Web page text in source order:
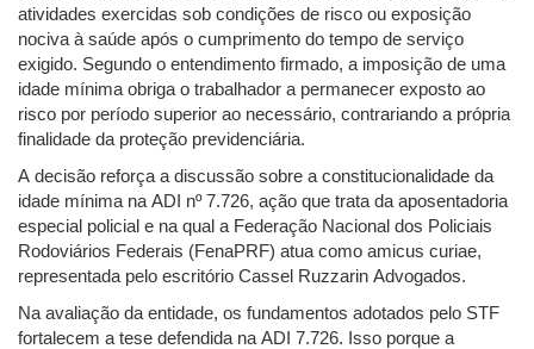
atividades exercidas sob condições de risco ou exposição
nociva à saúde após o cumprimento do tempo de serviço
exigido. Segundo o entendimento firmado, a imposição de uma
idade mínima obriga o trabalhador a permanecer exposto ao
risco por período superior ao necessário, contrariando a própria
finalidade da proteção previdenciária.
A decisão reforça a discussão sobre a constitucionalidade da
idade mínima na ADI nº 7.726, ação que trata da aposentadoria
especial policial e na qual a Federação Nacional dos Policiais
Rodoviários Federais (FenaPRF) atua como amicus curiae,
representada pelo escritório Cassel Ruzzarin Advogados.
Na avaliação da entidade, os fundamentos adotados pelo STF
fortalecem a tese defendida na ADI 7.726. Isso porque a